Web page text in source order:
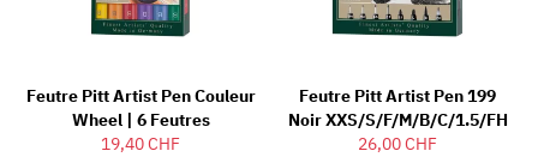
Feutre Pitt Artist Pen Couleur
Wheel | 6 Feutres
19,40 CHF
Feutre Pitt Artist Pen 199
Noir XXS/S/F/M/B/C/1.5/FH
26,00 CHF